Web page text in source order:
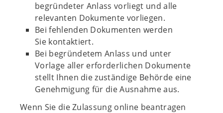
begründeter Anlass vorliegt und alle
relevanten Dokumente vorliegen.
Bei fehlenden Dokumenten werden
Sie kontaktiert.
Bei begründetem Anlass und unter
Vorlage aller erforderlichen Dokumente
stellt Ihnen die zuständige Behörde eine
Genehmigung für die Ausnahme aus.
Wenn Sie die Zulassung online beantragen